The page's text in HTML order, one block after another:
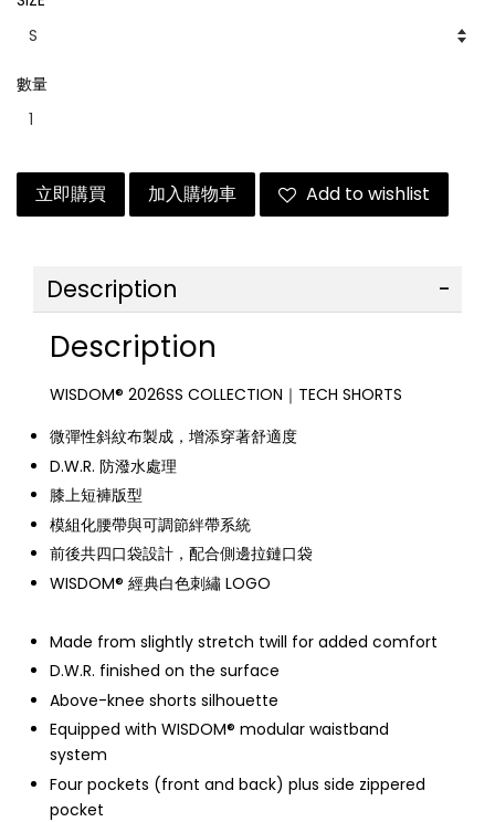
數量
立即購買 加入購物車 Add to wishlist
Description
Description
WISDOM® 2026SS COLLECTION｜TECH SHORTS
微彈性斜紋布製成，增添穿著舒適度
D.W.R. 防潑水處理
膝上短褲版型
模組化腰帶與可調節絆帶系統
前後共四口袋設計，配合側邊拉鏈口袋
WISDOM® 經典白色刺繡 LOGO
Made from slightly stretch twill for added comfort
D.W.R. finished on the surface
Above-knee shorts silhouette
Equipped with WISDOM® modular waistband
system
Four pockets (front and back) plus side zippered
pocket